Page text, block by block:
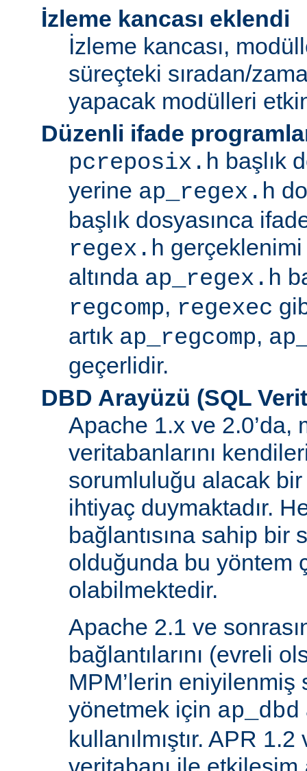
İzleme kancası eklendi
İzleme kancası,
süreçteki sıradan/
yapacak modülleri
Düzenli ifade
pcreposix.h başlık
yerine ap_regex.h
başlık dosyasınca
regex.h
altında ap_regex.h
regcomp, regexec
artık ap_regcomp,
geçerlidir.
DBD Arayüzü (SQL
Apache 1.x ve 2.0’da,
veritabanlarını
sorumluluğu alacak bir
ihtiyaç duymaktadır.
bağlantısına sahip bir
olduğunda bu yöntem
olabilmektedir.
Apache 2.1 ve
bağlantılarını (evreli
MPM’lerin
yönetmek için ap_dbd
kullanılmıştır. APR